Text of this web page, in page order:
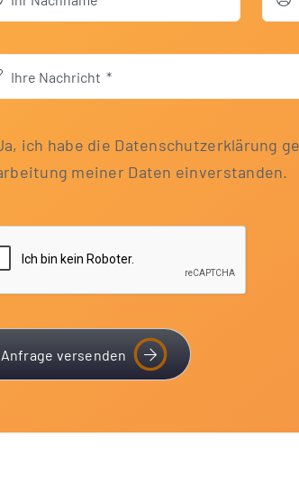
ich habe die Daten­schutz­er­klä­rung
mei­ner Daten einverstanden.
Anfrage versenden